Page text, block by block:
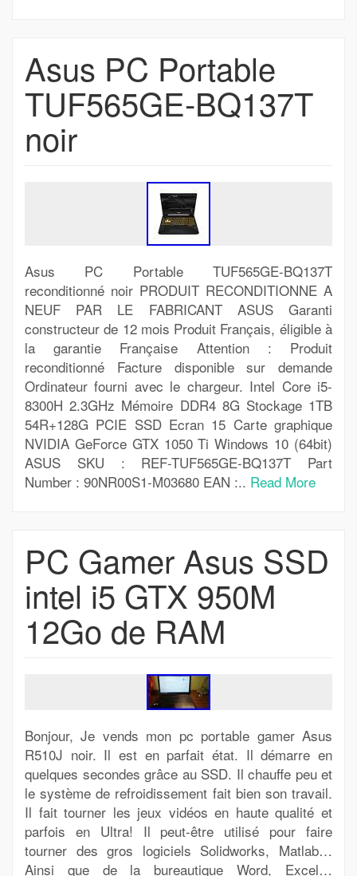
Asus PC Portable
TUF565GE-BQ137T
noir
Asus PC Portable TUF565GE-BQ137T
reconditionné noir PRODUIT RECONDITIONNE A
NEUF PAR LE FABRICANT ASUS Garanti
constructeur de 12 mois Produit Français, éligible à
la garantie Française Attention : Produit
reconditionné Facture disponible sur demande
Ordinateur fourni avec le chargeur. Intel Core i5-
8300H 2.3GHz Mémoire DDR4 8G Stockage 1TB
54R+128G PCIE SSD Ecran 15 Carte graphique
NVIDIA GeForce GTX 1050 Ti Windows 10 (64bit)
ASUS SKU : REF-TUF565GE-BQ137T Part
Number : 90NR00S1-M03680 EAN :.. Read More
PC Gamer Asus SSD
intel i5 GTX 950M
12Go de RAM
Bonjour, Je vends mon pc portable gamer Asus
R510J noir. Il est en parfait état. Il démarre en
quelques secondes grâce au SSD. Il chauffe peu et
le système de refroidissement fait bien son travail.
Il fait tourner les jeux vidéos en haute qualité et
parfois en Ultra! Il peut-être utilisé pour faire
tourner des gros logiciels Solidworks, Matlab…
Ainsi que de la bureautique Word, Excel…